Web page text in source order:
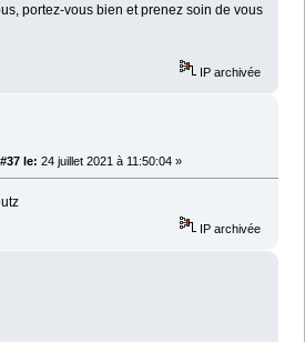
portez-vous bien et prenez soin de vous
IP archivée
le: 24 juillet 2021 à 11:50:04 »
IP archivée